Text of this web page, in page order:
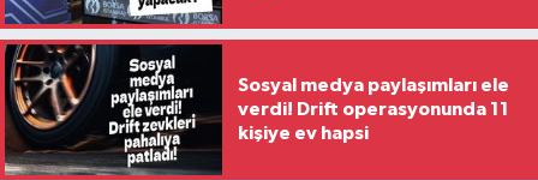
Sosyal medya paylaşımları ele
verdi! Drift operasyonunda 11
kişiye ev hapsi